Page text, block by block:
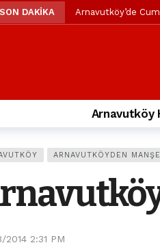
SON DAKİKA Arnavutköy’de
Özgür Özel’den
Arnavutköy’ün
Arnavutköy
Arnavutköy
Toprak kaydı: 3
İstanbul
Arnavutkoy
Arnavutköy
ARNAVUTKÖYDEN
2014 2:31 PM